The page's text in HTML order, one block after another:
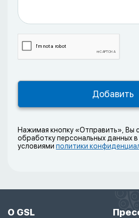
Нажимая кнопку «Отправить», Вы
обработку персональных данных
условиями политики
О GSL